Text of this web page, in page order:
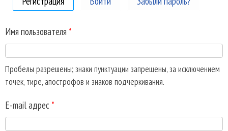
Имя пользователя *
Пробелы разрешены; знаки пунктуации запрещены, за исключением
точек, тире, апострофов и знаков подчеркивания.
E-mail адрес *